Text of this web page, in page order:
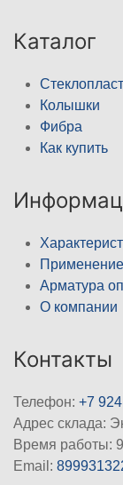
Каталог
Колышки
Фибра
Как купить
Применение
Арматура
О компании
Контакты
Телефон: +7
Адрес склада:
Время работы:
Email: